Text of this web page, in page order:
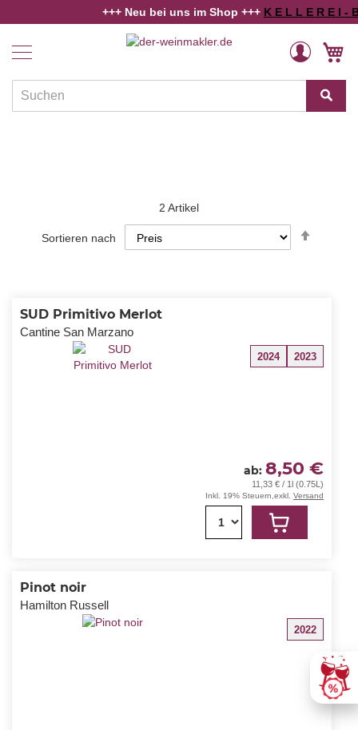
+++ Neu bei uns im Shop +++K E L L E R E I - B
Veränderung
Regionen
2 Artikel
Sortieren nach
SUD Primitivo Merlot
Cantine San Marzano
2024 2023
ab 8,50 €
11,33 € / 1l (0.75L)
Inkl. 19% Steuern exkl. Versand
1
Pinot noir
Hamilton Russell
2022